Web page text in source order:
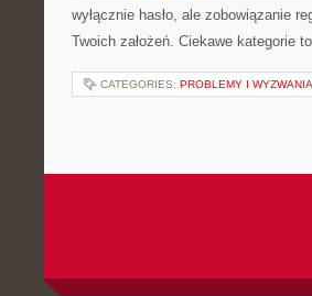
wyłącznie hasło, ale zobowiązanie
Twoich założeń. Ciekawe
CATEGORIES: PROBLEMY I